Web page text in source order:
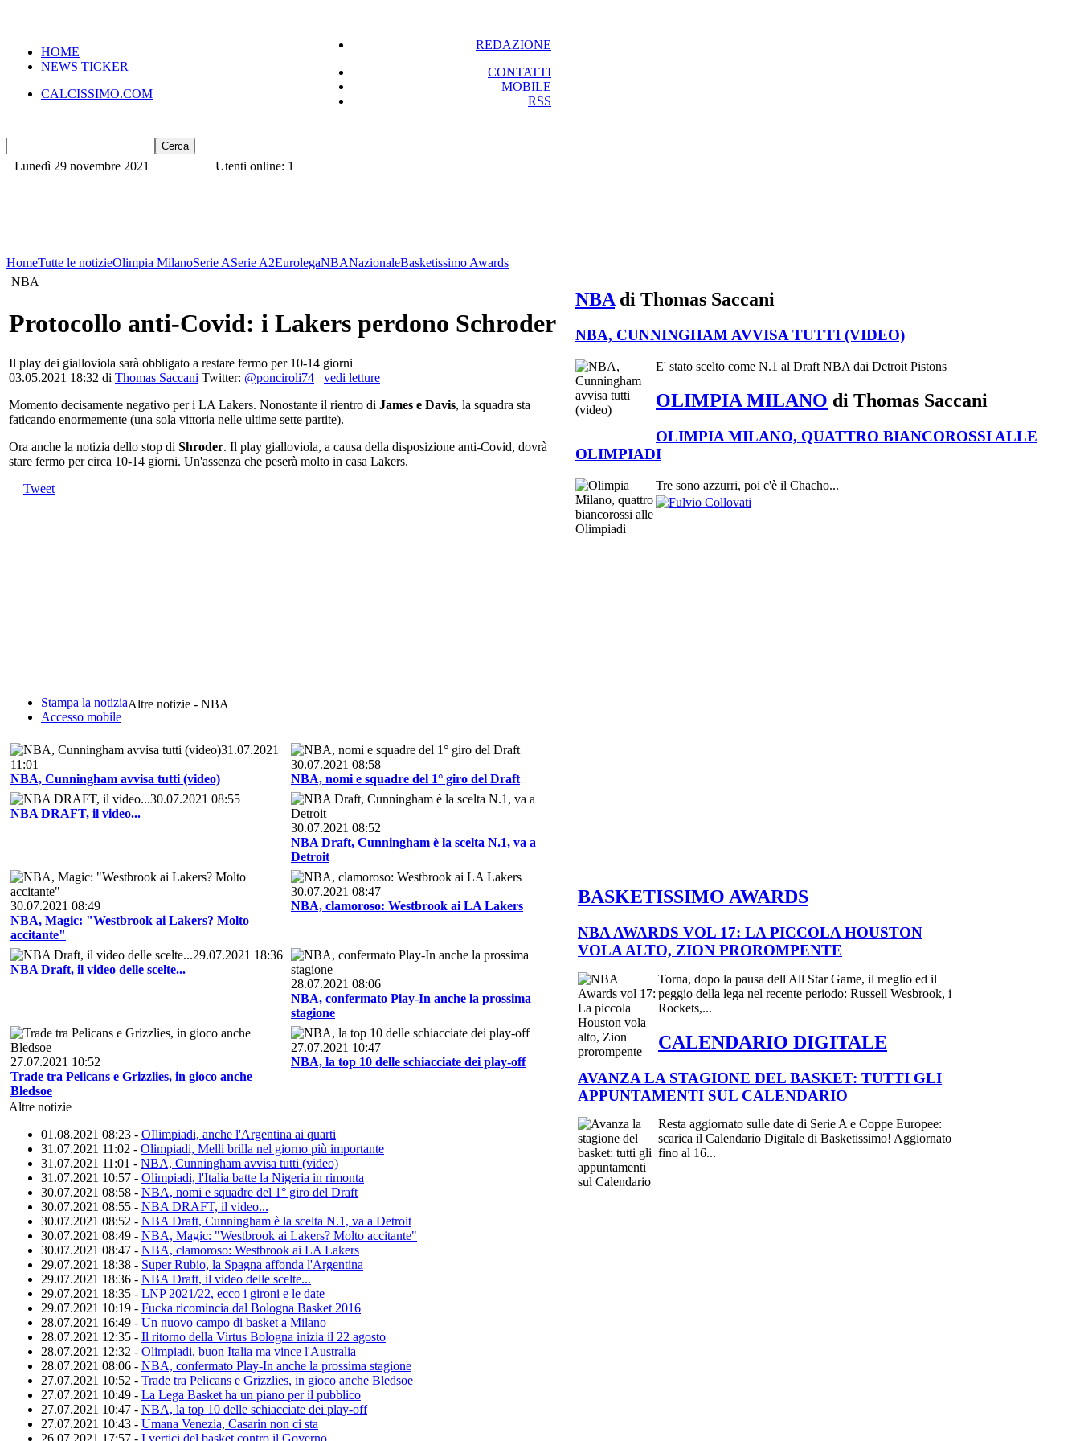
HOME
NEWS TICKER
CALCISSIMO.COM
REDAZIONE
CONTATTI
MOBILE
RSS
Lunedì 29 novembre 2021 Utenti online: 1
HomeTutte le notizieOlimpia MilanoSerie ASerie A2EurolegaNBANazionaleBasketissimo Awards
NBA
Protocollo anti-Covid: i Lakers perdono Schroder
Il play dei gialloviola sarà obbligato a restare fermo per 10-14 giorni
03.05.2021 18:32 di Thomas Saccani Twitter: @ponciroli74
vedi letture
Momento decisamente negativo per i LA Lakers. Nonostante il rientro di James e Davis, la squadra sta
faticando enormemente (una sola vittoria nelle ultime sette partite).
Ora anche la notizia dello stop di Shroder. Il play gialloviola, a causa della disposizione anti-Covid, dovrà
stare fermo per circa 10-14 giorni. Un'assenza che peserà molto in casa Lakers.
Tweet
Stampa la notizia
Accesso mobile
Altre notizie - NBA
31.07.2021
11:01
NBA, Cunningham avvisa tutti (video)
30.07.2021 08:58
NBA, nomi e squadre del 1° giro del Draft
30.07.2021 08:55
NBA DRAFT, il video...
30.07.2021 08:52
NBA Draft, Cunningham è la scelta N.1, va a
Detroit
30.07.2021 08:49
NBA, Magic: "Westbrook ai Lakers? Molto
accitante"
30.07.2021 08:47
NBA, clamoroso: Westbrook ai LA Lakers
29.07.2021 18:36
NBA Draft, il video delle scelte...
28.07.2021 08:06
NBA, confermato Play-In anche la prossima
stagione
27.07.2021 10:52
Trade tra Pelicans e Grizzlies, in gioco anche
Bledsoe
27.07.2021 10:47
NBA, la top 10 delle schiacciate dei play-off
Altre notizie
01.08.2021 08:23 - OIlimpiadi, anche l'Argentina ai quarti
31.07.2021 11:02 - Olimpiadi, Melli brilla nel giorno più importante
31.07.2021 11:01 - NBA, Cunningham avvisa tutti (video)
31.07.2021 10:57 - Olimpiadi, l'Italia batte la Nigeria in rimonta
30.07.2021 08:58 - NBA, nomi e squadre del 1° giro del Draft
30.07.2021 08:55 - NBA DRAFT, il video...
30.07.2021 08:52 - NBA Draft, Cunningham è la scelta N.1, va a Detroit
30.07.2021 08:49 - NBA, Magic: "Westbrook ai Lakers? Molto accitante"
30.07.2021 08:47 - NBA, clamoroso: Westbrook ai LA Lakers
29.07.2021 18:38 - Super Rubio, la Spagna affonda l'Argentina
29.07.2021 18:36 - NBA Draft, il video delle scelte...
29.07.2021 18:35 - LNP 2021/22, ecco i gironi e le date
29.07.2021 10:19 - Fucka ricomincia dal Bologna Basket 2016
28.07.2021 16:49 - Un nuovo campo di basket a Milano
28.07.2021 12:35 - Il ritorno della Virtus Bologna inizia il 22 agosto
28.07.2021 12:32 - Olimpiadi, buon Italia ma vince l'Australia
28.07.2021 08:06 - NBA, confermato Play-In anche la prossima stagione
27.07.2021 10:52 - Trade tra Pelicans e Grizzlies, in gioco anche Bledsoe
27.07.2021 10:49 - La Lega Basket ha un piano per il pubblico
27.07.2021 10:47 - NBA, la top 10 delle schiacciate dei play-off
27.07.2021 10:43 - Umana Venezia, Casarin non ci sta
26.07.2021 17:57 - I vertici del basket contro il Governo
NBA di Thomas Saccani
NBA, CUNNINGHAM AVVISA TUTTI (VIDEO)
E' stato scelto come N.1 al Draft NBA dai Detroit Pistons
OLIMPIA MILANO di Thomas Saccani
OLIMPIA MILANO, QUATTRO BIANCOROSSI ALLE
OLIMPIADI
Tre sono azzurri, poi c'è il Chacho...
BASKETISSIMO AWARDS
NBA AWARDS VOL 17: LA PICCOLA HOUSTON
VOLA ALTO, ZION PROROMPENTE
Torna, dopo la pausa dell'All Star Game, il meglio ed il
peggio della lega nel recente periodo: Russell Wesbrook, i
Rockets,...
CALENDARIO DIGITALE
AVANZA LA STAGIONE DEL BASKET: TUTTI GLI
APPUNTAMENTI SUL CALENDARIO
Resta aggiornato sulle date di Serie A e Coppe Europee:
scarica il Calendario Digitale di Basketissimo! Aggiornato
fino al 16...